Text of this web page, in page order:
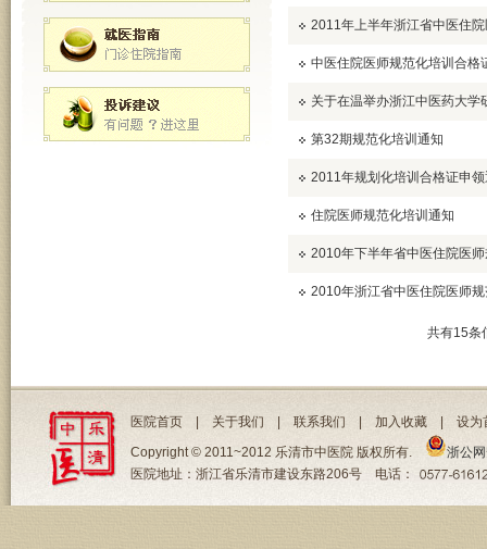
2011年上半年浙江省中医住
中医住院医师规范化培训合格
关于在温举办浙江中医药大学
第32期规范化培训通知
2011年规划化培训合格证申
住院医师规范化培训通知
2010年下半年省中医住院医
2010年浙江省中医住院医师
共有15条
医院首页 关于我们 联系我们 加入收藏
设为
Copyright © 2011~2012 乐清市中医院 版权所有.
浙公
医院地址：浙江省乐清市建设东路206号 电话：